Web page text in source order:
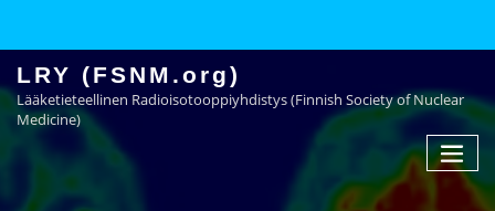
LRY (FSNM.org)
Lääketieteellinen Radioisotooppiyhdistys (Finnish Society of Nuclear
Medicine)